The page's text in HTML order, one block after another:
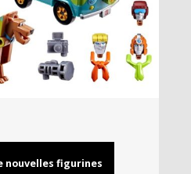
nouvelles figurines